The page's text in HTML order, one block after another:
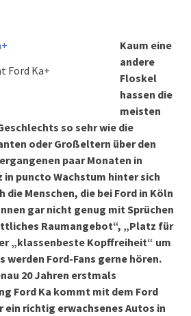
Ford Ka+
Kaum eine
andere
Floskel
hassen die
meisten
so sehr wie die
oder Großeltern über den
paar Monaten in
in puncto Wachstum hinter sich
die Menschen, die bei Ford in Köln
gar nicht genug mit Sprüchen
Raumangebot“, „Platz für
„klassenbeste Kopffreiheit“ um
werden Ford-Fans gerne hören.
20 Jahren erstmals
Ford Ka kommt mit dem Ford
ein richtig erwachsenes Autos in